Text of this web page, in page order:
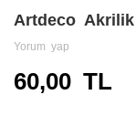
Artdeco
Yorum yap
60,00 TL